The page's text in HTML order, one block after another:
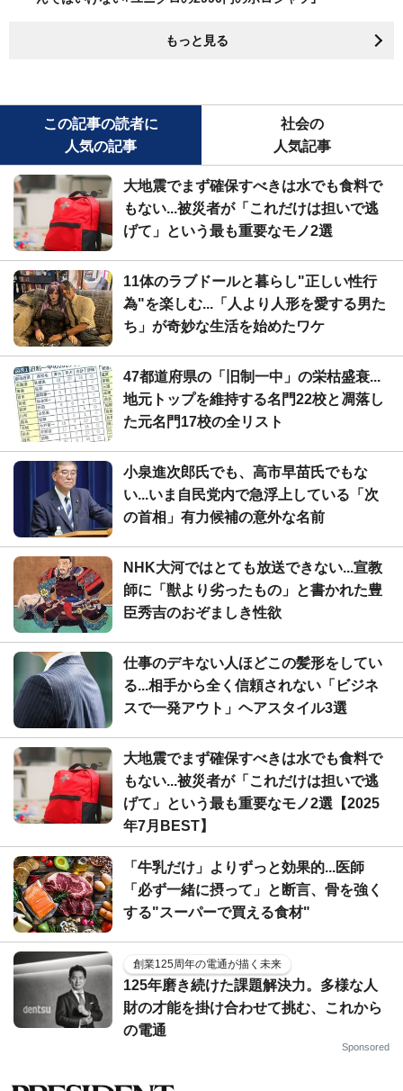
もっと見る
この記事の読者に
人気の記事
社会の
人気記事
大地震でまず確保すべきは水でも食料で
もない...被災者が「これだけは担いで逃
げて」という最も重要なモノ2選
11体のラブドールと暮らし"正しい性行
為"を楽しむ...「人より人形を愛する男た
ち」が奇妙な生活を始めたワケ
47都道府県の「旧制一中」の栄枯盛衰...
地元トップを維持する名門22校と凋落し
た元名門17校の全リスト
小泉進次郎氏でも、高市早苗氏でもな
い...いま自民党内で急浮上している「次
の首相」有力候補の意外な名前
NHK大河ではとても放送できない...宣教
師に「獣より劣ったもの」と書かれた豊
臣秀吉のおぞましき性欲
仕事のデキない人ほどこの髪形をしてい
る...相手から全く信頼されない「ビジネ
スで一発アウト」ヘアスタイル3選
大地震でまず確保すべきは水でも食料で
もない...被災者が「これだけは担いで逃
げて」という最も重要なモノ2選【2025
年7月BEST】
「牛乳だけ」よりずっと効果的...医師
「必ず一緒に摂って」と断言、骨を強く
する"スーパーで買える食材"
創業125周年の電通が描く未来
125年磨き続けた課題解決力。多様な人
財の才能を掛け合わせて挑む、これから
の電通
Sponsored